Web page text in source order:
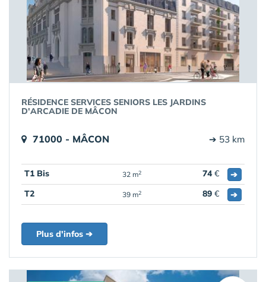
RÉSIDENCE SERVICES SENIORS LES JARDINS
D'ARCADIE DE MÂCON
71000 - MÂCON ➔ 53 km
T1 Bis 32 m2 74€
➔
T2
39 m2 89 € ➔
Plus d'infos ➔